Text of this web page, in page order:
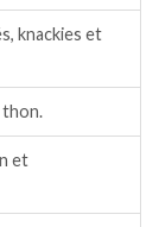
knackies et
thon.
et